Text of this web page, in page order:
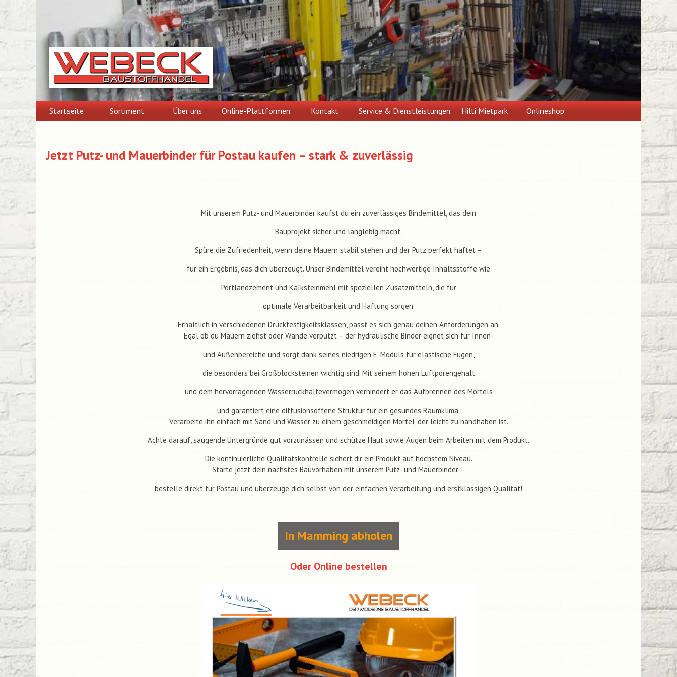
to
Startseite Sortiment Über uns Online-Plattformen Kontakt Service & Dienstleistungen Hilti Mietpark Onlineshop
Jetzt Putz- und Mauerbinder für Postau kaufen – stark & zuverlässig
Mit unserem Putz- und Mauerbinder kaufst du ein zuverlässiges Bindemittel, das dein
Bauprojekt sicher und langlebig macht.
Spüre die Zufriedenheit, wenn deine Mauern stabil stehen und der Putz perfekt haftet –
für ein Ergebnis, das dich überzeugt. Unser Bindemittel vereint hochwertige Inhaltsstoffe wie
Portlandzement und Kalksteinmehl mit speziellen Zusatzmitteln, die für
optimale Verarbeitbarkeit und Haftung sorgen.
Erhältlich in verschiedenen Druckfestigkeitsklassen, passt es sich genau deinen Anforderungen an.
Egal ob du Mauern ziehst oder Wände verputzt – der hydraulische Binder eignet sich für Innen-
und Außenbereiche und sorgt dank seines niedrigen E-Moduls für elastische Fugen,
die besonders bei Großblocksteinen wichtig sind. Mit seinem hohen Luftporengehalt
und dem hervorragenden Wasserrückhaltevermögen verhindert er das Aufbrennen des Mörtels
und garantiert eine diffusionsoffene Struktur für ein gesundes Raumklima.
Verarbeite ihn einfach mit Sand und Wasser zu einem geschmeidigen Mörtel, der leicht zu handhaben ist.
Achte darauf, saugende Untergründe gut vorzunässen und schütze Haut sowie Augen beim Arbeiten mit dem Produkt.
Die kontinuierliche Qualitätskontrolle sichert dir ein Produkt auf höchstem Niveau.
Starte jetzt dein nächstes Bauvorhaben mit unserem Putz- und Mauerbinder –
bestelle direkt für Postau und überzeuge dich selbst von der einfachen Verarbeitung und erstklassigen Qualität!
In Mamming abholen
Oder Online bestellen